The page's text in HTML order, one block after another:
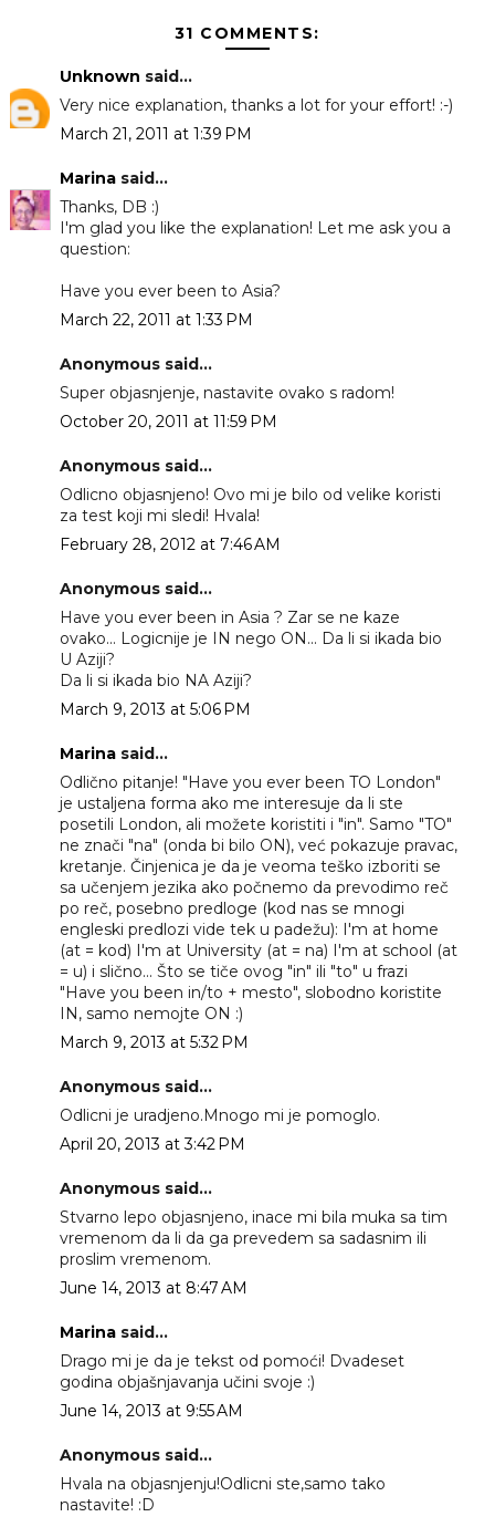
31 COMMENTS:
Unknown said...
Very nice explanation, thanks a lot for your effort! :-)
March 21, 2011 at 1:39 PM
Marinasaid...
Thanks, DB :)
I'm glad you like the explanation! Let me ask you a
question:
Have you ever been to Asia?
March 22, 2011 at 1:33 PM
Anonymous said...
Super objasnjenje, nastavite ovako s radom!
October 20, 2011 at 11:59 PM
Anonymous said...
Odlicno objasnjeno! Ovo mi je bilo od velike koristi
za test koji mi sledi! Hvala!
February 28, 2012 at 7:46 AM
Anonymous said...
Have you ever been in Asia ? Zar se ne kaze
ovako... Logicnije je IN nego ON... Da li si ikada bio
U Aziji?
Da li si ikada bio NA Aziji?
March 9, 2013 at 5:06 PM
Marinasaid...
Odlično pitanje! "Have you ever been TO London"
je ustaljena forma ako me interesuje da li ste
posetili London, ali možete koristiti i "in". Samo "TO"
ne znači "na" (onda bi bilo ON), već pokazuje pravac,
kretanje. Činjenica je da je veoma teško izboriti se
sa učenjem jezika ako počnemo da prevodimo reč
po reč, posebno predloge (kod nas se mnogi
engleski predlozi vide tek u padežu): I'm at home
(at = kod) I'm at University (at = na) I'm at school (at
= u) i slično... Što se tiče ovog "in" ili "to" u frazi
"Have you been in/to + mesto", slobodno koristite
IN, samo nemojte ON :)
March 9, 2013 at 5:32 PM
Anonymous said...
Odlicni je uradjeno.Mnogo mi je pomoglo.
April 20, 2013 at 3:42 PM
Anonymous said...
Stvarno lepo objasnjeno, inace mi bila muka sa tim
vremenom da li da ga prevedem sa sadasnim ili
proslim vremenom.
June 14, 2013 at 8:47 AM
Marinasaid...
Drago mi je da je tekst od pomoći! Dvadeset
godina objašnjavanja učini svoje :)
June 14, 2013 at 9:55 AM
Anonymous said...
Hvala na objasnjenju!Odlicni ste,samo tako
nastavite! :D